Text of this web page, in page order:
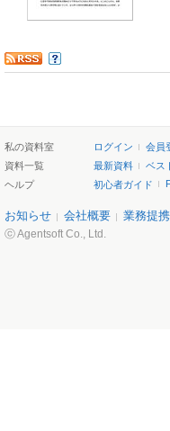
私の資料室 ログイン
会員
資料一覧
最新資料 ベス
ヘルプ
初心者ガイド
お知らせ 会社概要 業務提
ⓒ Agentsoft Co., Ltd.